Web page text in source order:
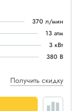
370 л/мин
13 атм
3 кВт
380 В
Получить скидку